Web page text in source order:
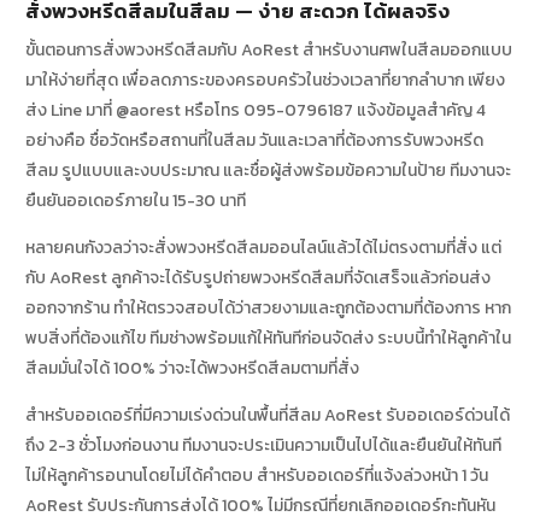
สั่งพวงหรีดสีลมในสีลม — ง่าย สะดวก ได้ผลจริง
ขั้นตอนการสั่งพวงหรีดสีลมกับ AoRest สำหรับงานศพในสีลมออกแบบ
มาให้ง่ายที่สุด เพื่อลดภาระของครอบครัวในช่วงเวลาที่ยากลำบาก เพียง
ส่ง Line มาที่ @aorest หรือโทร 095-0796187 แจ้งข้อมูลสำคัญ 4
อย่างคือ ชื่อวัดหรือสถานที่ในสีลม วันและเวลาที่ต้องการรับพวงหรีด
สีลม รูปแบบและงบประมาณ และชื่อผู้ส่งพร้อมข้อความในป้าย ทีมงานจะ
ยืนยันออเดอร์ภายใน 15-30 นาที
หลายคนกังวลว่าจะสั่งพวงหรีดสีลมออนไลน์แล้วได้ไม่ตรงตามที่สั่ง แต่
กับ AoRest ลูกค้าจะได้รับรูปถ่ายพวงหรีดสีลมที่จัดเสร็จแล้วก่อนส่ง
ออกจากร้าน ทำให้ตรวจสอบได้ว่าสวยงามและถูกต้องตามที่ต้องการ หาก
พบสิ่งที่ต้องแก้ไข ทีมช่างพร้อมแก้ให้ทันทีก่อนจัดส่ง ระบบนี้ทำให้ลูกค้าใน
สีลมมั่นใจได้ 100% ว่าจะได้พวงหรีดสีลมตามที่สั่ง
สำหรับออเดอร์ที่มีความเร่งด่วนในพื้นที่สีลม AoRest รับออเดอร์ด่วนได้
ถึง 2-3 ชั่วโมงก่อนงาน ทีมงานจะประเมินความเป็นไปได้และยืนยันให้ทันที
ไม่ให้ลูกค้ารอนานโดยไม่ได้คำตอบ สำหรับออเดอร์ที่แจ้งล่วงหน้า 1 วัน
AoRest รับประกันการส่งได้ 100% ไม่มีกรณีที่ยกเลิกออเดอร์กะทันหัน